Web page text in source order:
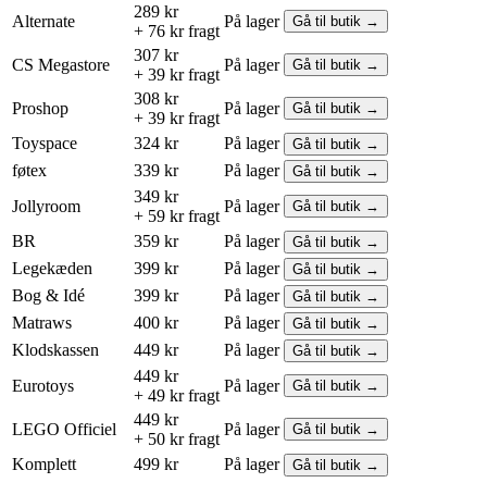
Alternate
289 kr
+ 76 kr fragt
På lager Gå til butik →
CS Megastore
307 kr
+ 39 kr fragt
På lager Gå til butik →
Proshop
308 kr
+ 39 kr fragt
På lager Gå til butik →
Toyspace 324 kr På lager Gå til butik →
føtex 339 kr På lager Gå til butik →
Jollyroom
349 kr
+ 59 kr fragt
På lager Gå til butik →
BR 359 kr På lager Gå til butik →
Legekæden 399 kr På lager Gå til butik →
Bog & Idé 399 kr På lager Gå til butik →
Matraws 400 kr På lager Gå til butik →
Klodskassen 449 kr På lager Gå til butik →
Eurotoys
449 kr
+ 49 kr fragt
På lager Gå til butik →
LEGO Officiel
449 kr
+ 50 kr fragt
På lager Gå til butik →
Komplett 499 kr På lager Gå til butik →